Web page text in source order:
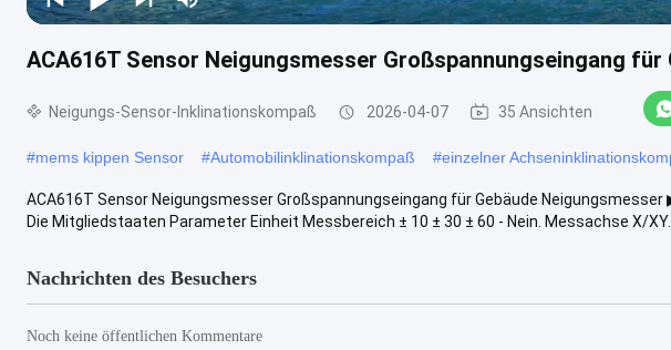
ACA616T Sensor Neigungsmesser Großspannungseingang für
Neigungs-Sensor-Inklinationskompaß 2026-04-07 35 Ansichten
#mems kippen Sensor #Automobilinklinationskompaß #einzelner
ACA616T Sensor Neigungsmesser Großspannungseingang für Gebäude
Die Mitgliedstaaten Parameter Einheit Messbereich ± 10 ± 30 ± 60 - Nein. Messachse X/XY...
Nachrichten des Besuchers
Noch keine öffentlichen Kommentare